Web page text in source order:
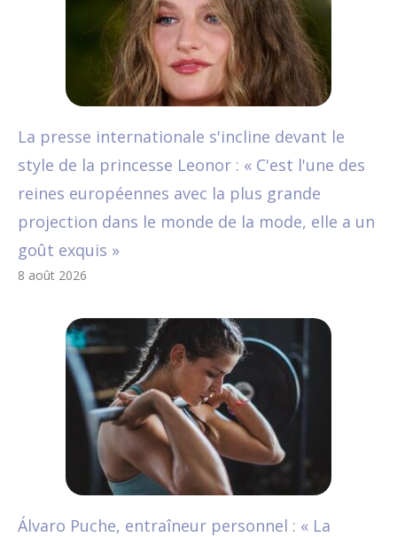
La presse internationale s'incline devant le
style de la princesse Leonor : « C'est l'une des
reines européennes avec la plus grande
projection dans le monde de la mode, elle a un
goût exquis »
8 août 2026
Álvaro Puche, entraîneur personnel : « La